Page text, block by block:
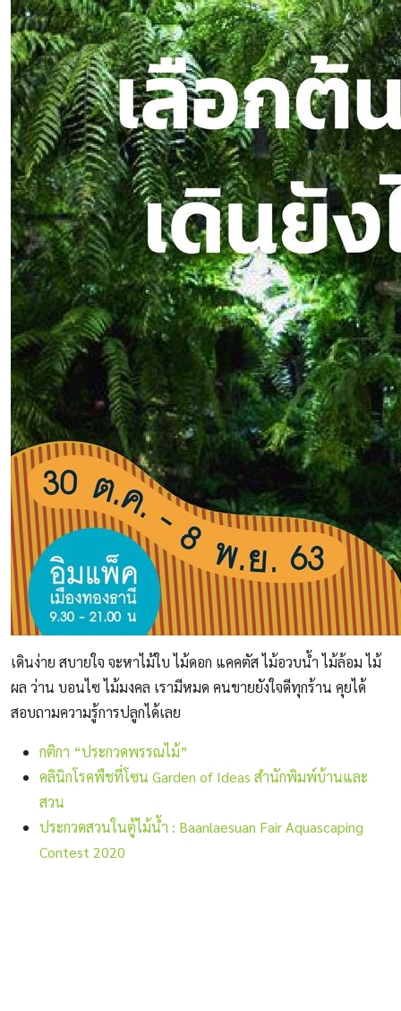
เดินง่าย สบายใจ จะหาไม้ใบ ไม้ดอก แคคตัส ไม้อวบน้ำ ไม้ล้อม ไม้
ผล ว่าน บอนไซ ไม้มงคล เรามีหมด คนขายยังใจดีทุกร้าน คุยได้
สอบถามความรู้การปลูกได้เลย
กติกา “ประกวดพรรณไม้”
คลินิกโรคพืชที่โซน Garden of Ideas สำนักพิมพ์บ้านและ
สวน
ประกวดสวนในตู้ไม้น้ำ : Baanlaesuan Fair Aquascaping
Contest 2020